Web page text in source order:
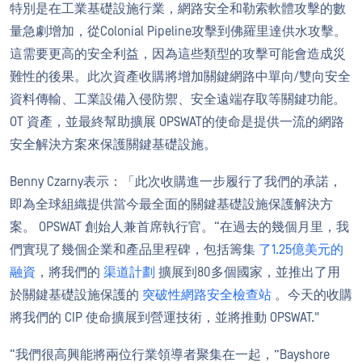
特別是在工業基礎設施行業，網路安全和勒索軟體攻擊的數
量急劇增加，從Colonial Pipeline攻擊到佛羅里達供水攻擊。
這需要更高的安全利益，因為這些類型的攻擊可能會造成災
難性的後果。此次資產收購將增加關鍵網路中單向/雙向安全
資料傳輸、工業設備入侵防禦、安全遠端存取等關鍵功能。
OT 資產，並最終幫助擴展 OPSWAT的使命是提供一流的網路
安全解決方案來保護關鍵基礎設施。
Benny Czarny表示：「此次收購進一步履行了我們的承諾，
即為全球組織提供當今最全面的關鍵基礎設施保護解決方
案。 OPSWAT 創始人兼首席執行官。“在過去的幾個月里，我
們實現了幾個企業和產品里程碑，包括籌集 了1.25億美元的
融資 ，將我們的 渠道計劃 擴展到80多個國家，並推出了用
於關鍵基礎設施保護的 突破性網路安全檢查站 。今天的收購
將我們的 CIP 使命擴展到營運技術，並將推動 OPSWAT."
“我們很高興能將兩位行業領導者聚集在一起，”Bayshore